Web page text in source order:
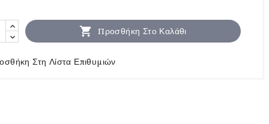
 Προσθήκη Στο Καλάθι
Στη Λίστα Επιθυμιών